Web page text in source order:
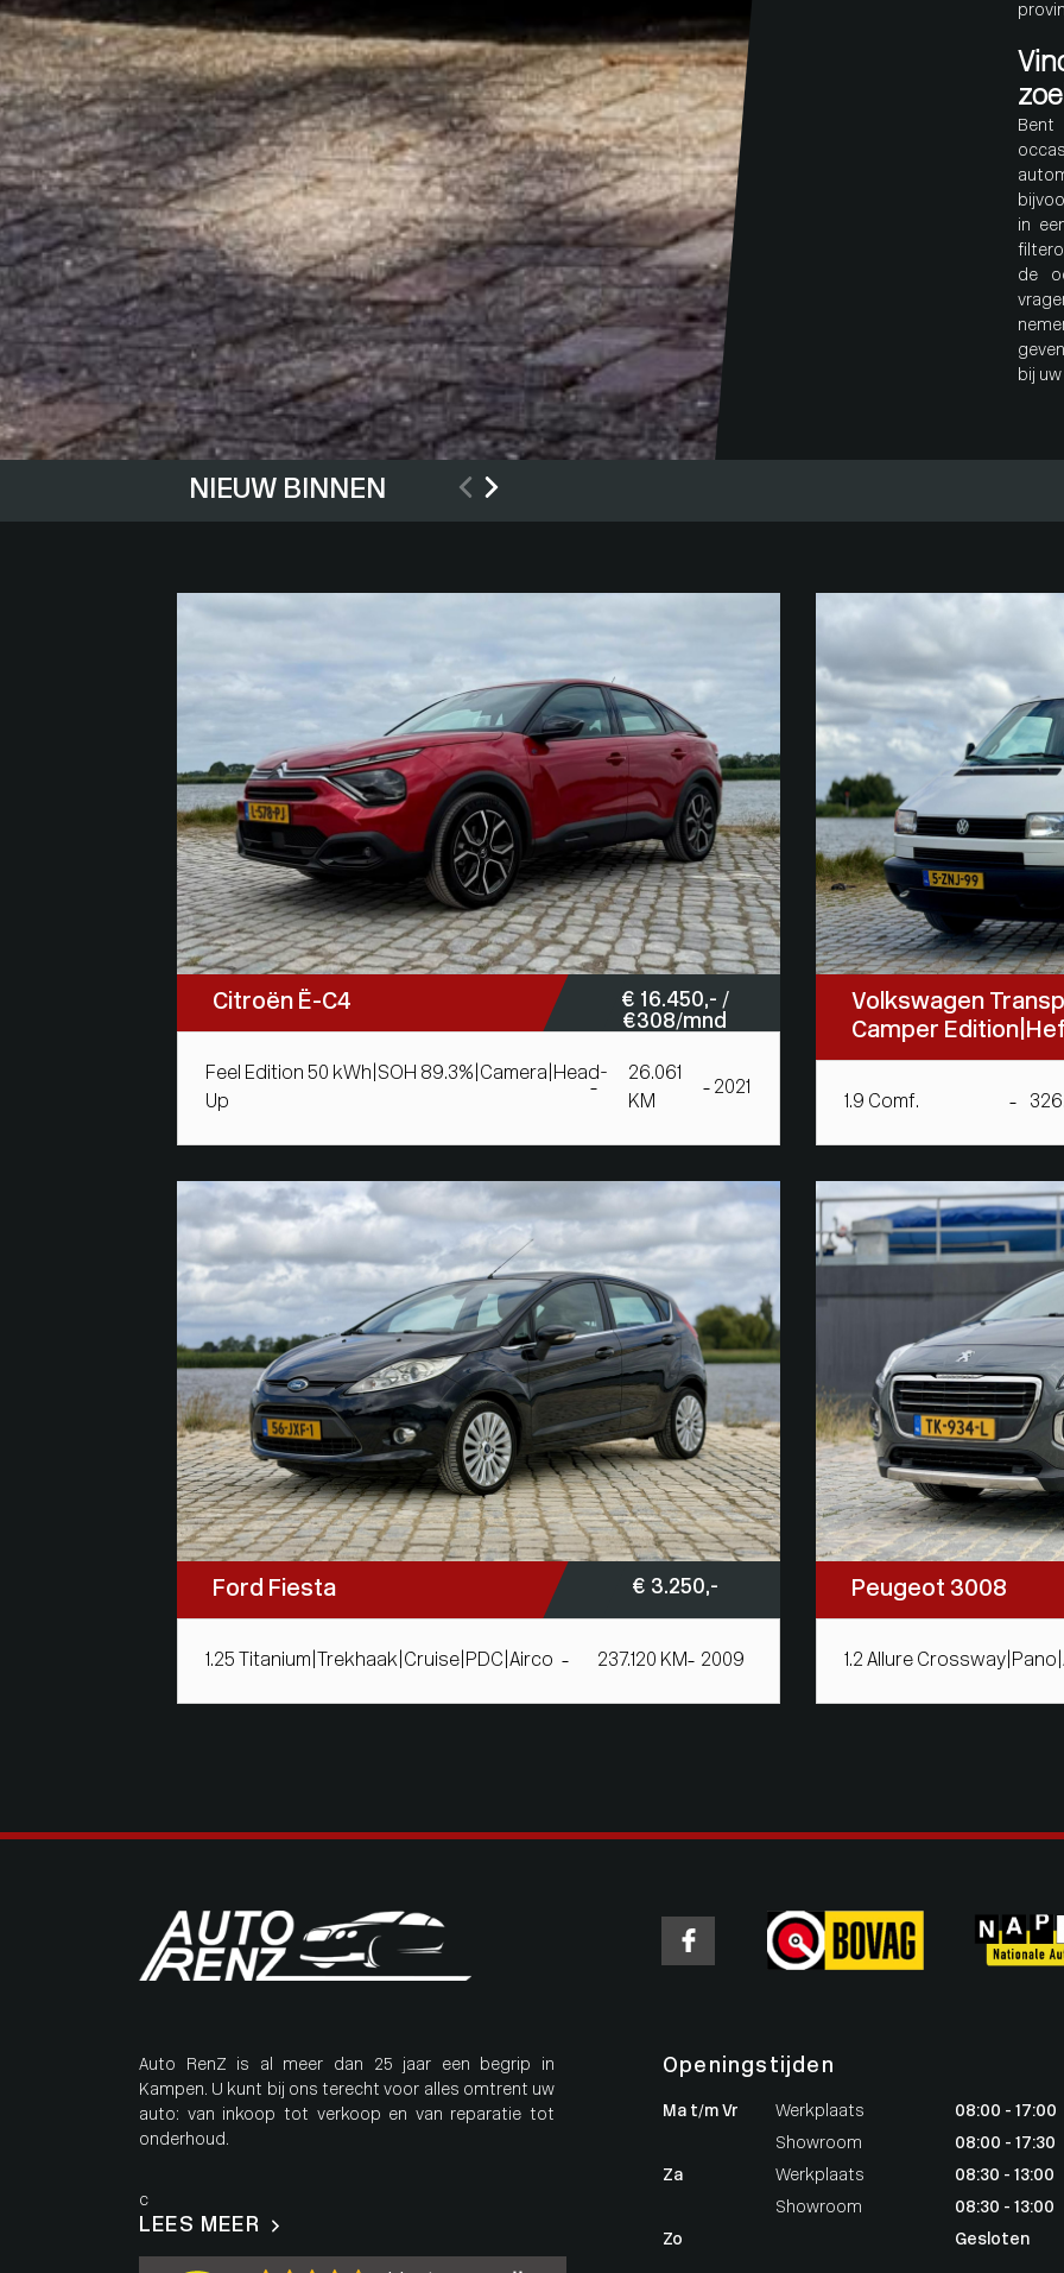
in
de
bij
NIEUW BINNEN
Citroën Ë-C4
€ 16.450,- /
€ 308/mnd
Feel Edition 50 kWh|SOH 89.3%|Camera|Head-
Up
26.061
KM
2021
Ford Fiesta € 3.250,-
1.25 Titanium|Trekhaak|Cruise|PDC|Airco 237.120 KM 2009
Volkswagen
Camper
1.9 Comf.
Peugeot 3008
1.2 Allure
Auto RenZ is al meer dan 25 jaar een begrip in
Kampen. U kunt bij ons terecht voor alles omtrent uw
auto: van inkoop tot verkoop en van reparatie tot
onderhoud.
c
LEES MEER
Openingstijden
Ma t/m Vr
Werkplaats
Showroom
Za
Werkplaats
Showroom
Zo
08:00 - 17:00
08:00 - 17:30
08:30 - 13:00
08:30 - 13:00
Gesloten